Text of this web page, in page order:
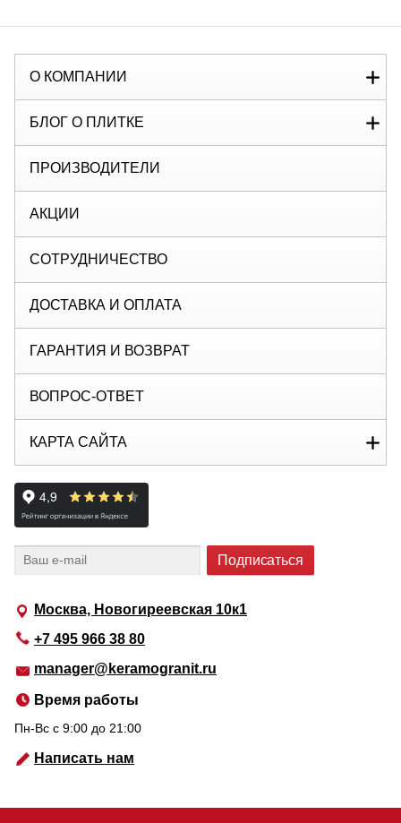
Москва, Новогиреевская 10к1
+7 495 966 38 80
manager@keramogranit.ru
Время работы
Пн-Вс c 9:00 до 21:00
Написать нам
О КОМПАНИИ
БЛОГ О ПЛИТКЕ
ПРОИЗВОДИТЕЛИ
АКЦИИ
СОТРУДНИЧЕСТВО
ДОСТАВКА И ОПЛАТА
ГАРАНТИЯ И ВОЗВРАТ
ВОПРОС-ОТВЕТ
КАРТА САЙТА